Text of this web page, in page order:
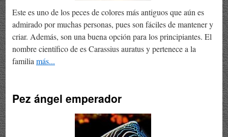
Este es uno de los peces de colores más antiguos que aún es
admirado por muchas personas, pues son fáciles de mantener y
criar. Además, son una buena opción para los principiantes. El
nombre científico de es Carassius auratus y pertenece a la
familia más...
Pez ángel emperador